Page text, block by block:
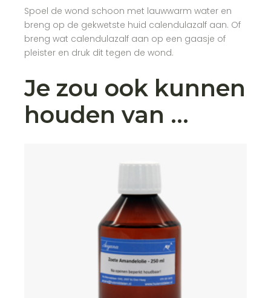
Spoel de wond schoon met lauwwarm water en
breng op de gekwetste huid calendulazalf aan. Of
breng wat calendulazalf aan op een gaasje of
pleister en druk dit tegen de wond.
Je zou ook kunnen
houden van …